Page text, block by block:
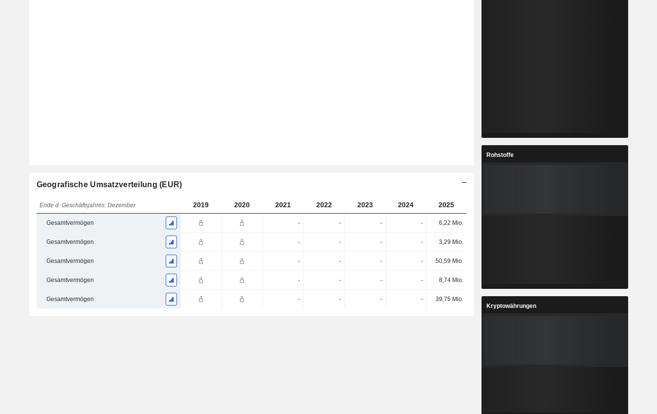
Geografische Umsatzverteilung (EUR)
Ende d. Geschäftsjahres: Dezember 2019 2020 2021 2022 2023 2024 2025
Gesamtvermögen - - - - 6,22 Mio.
Gesamtvermögen - - - - 3,29 Mio.
Gesamtvermögen - - - - 50,59 Mio.
Gesamtvermögen - - - - 8,74 Mio.
Gesamtvermögen - - - - 39,75 Mio.
Rohstoffe
Kryptowährungen